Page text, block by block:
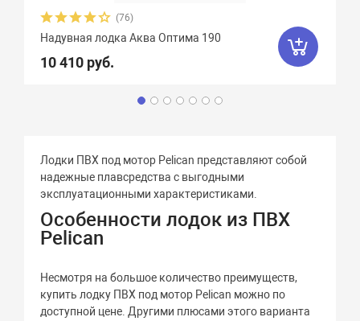
(76)
Надувная лодка Аква Оптима 190
10 410 руб.
Лодки ПВХ под мотор Pelican представляют собой
надежные плавсредства с выгодными
эксплуатационными характеристиками.
Особенности лодок из ПВХ
Pelican
Несмотря на большое количество преимуществ,
купить лодку ПВХ под мотор Pelican можно по
доступной цене. Другими плюсами этого варианта